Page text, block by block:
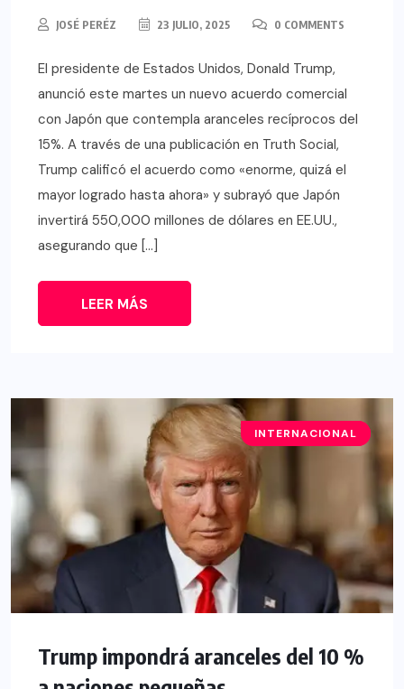
JOSÉ PERÉZ 23 JULIO, 2025 0 COMMENTS
El presidente de Estados Unidos, Donald Trump,
anunció este martes un nuevo acuerdo comercial
con Japón que contempla aranceles recíprocos del
15%. A través de una publicación en Truth Social,
Trump calificó el acuerdo como «enorme, quizá el
mayor logrado hasta ahora» y subrayó que Japón
invertirá 550,000 millones de dólares en EE.UU.,
asegurando que […]
LEER MÁS
ECONOMÍA
INTERNACIONAL
Trump impondrá aranceles del 10 %